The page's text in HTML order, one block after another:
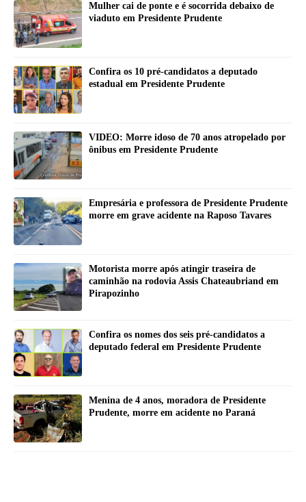
Mulher cai de ponte e é socorrida debaixo de
viaduto em Presidente Prudente
Confira os 10 pré-candidatos a deputado
estadual em Presidente Prudente
VIDEO: Morre idoso de 70 anos atropelado por
ônibus em Presidente Prudente
Empresária e professora de Presidente Prudente
morre em grave acidente na Raposo Tavares
Motorista morre após atingir traseira de
caminhão na rodovia Assis Chateaubriand em
Pirapozinho
Confira os nomes dos seis pré-candidatos a
deputado federal em Presidente Prudente
Menina de 4 anos, moradora de Presidente
Prudente, morre em acidente no Paraná